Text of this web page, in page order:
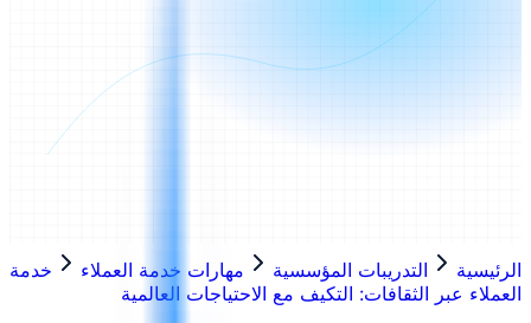
الرئيسية التدريبات المؤسسية مهارات خدمة العملاء
خدمة
العملاء عبر الثقافات: التكيف مع الاحتياجات العالمية